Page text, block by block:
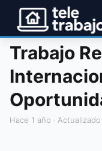
Trabajo
hace 1 año ·